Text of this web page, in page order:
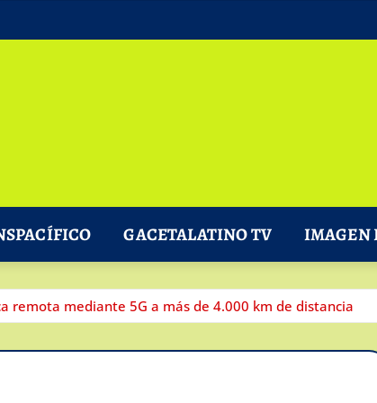
GACETALATINO TV IMAGEN
remota mediante 5G a más de 4.000 km de distancia